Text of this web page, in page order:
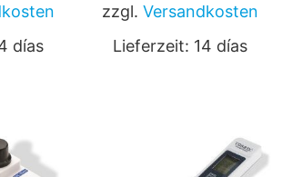
días
zzgl. Versandkosten
Lieferzeit: 14 días